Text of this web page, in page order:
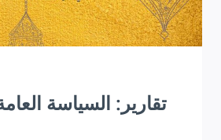
تقارير: السياسة